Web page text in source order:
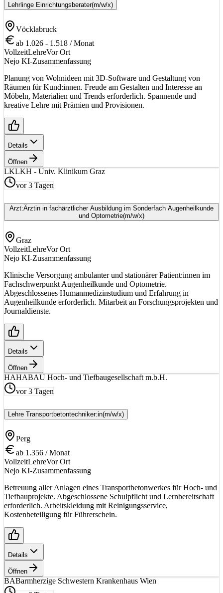
Lehrlinge Einrichtungsberater(m/w/x)
Vöcklabruck
ab 1.026 - 1.518 / Monat
VollzeitLehreVor Ort
Nejo KI-Zusammenfassung
Planung von Wohnideen mit 3D-Software und Gestaltung von
Räumen für Kund:innen. Freude am Gestalten und Interesse an
Möbeln, Materialien und Trends erforderlich. Spannende und
kreative Lehre mit Prämien und Provisionen.
Details
Öffnen
LKLKH - Univ. Klinikum Graz
vor 3 Tagen
Arzt:Ärztin in fachärztlicher Ausbildung im Sonderfach Augenheilkunde
und Optometrie(m/w/x)
Graz
VollzeitLehreVor Ort
Nejo KI-Zusammenfassung
Klinische Versorgung ambulanter und stationärer Patient:innen im
Fachschwerpunkt Augenheilkunde und Optometrie.
Abgeschlossenes Humanmedizinstudium und Erfahrung in
Augenheilkunde erforderlich. Mitarbeit an Forschungsprojekten und
Journaldienste.
Details
Öffnen
HAHABAU Hoch- und Tiefbaugesellschaft m.b.H.
vor 3 Tagen
Lehre Transportbetontechniker:in(m/w/x)
Perg
ab 1.356 / Monat
VollzeitLehreVor Ort
Nejo KI-Zusammenfassung
Betreuung aller Anlagen eines Transportbetonwerkes für Hoch- und
Tiefbauprojekte. Abgeschlossene Schulpflicht und Lernbereitschaft
erforderlich. Arbeitskleidung mit Reinigungsservice,
Kostenbeteiligung für Führerschein.
Details
Öffnen
BABarmherzige Schwestern Krankenhaus Wien